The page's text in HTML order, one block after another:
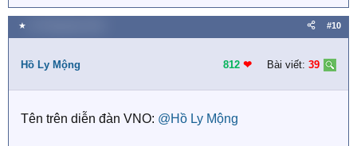
e
a
c
i
n
★ #10
Hồ Ly Mộng 812 ❤︎ Bài viết: 39
Tên trên diễn đàn VNO: @Hồ Ly Mộng